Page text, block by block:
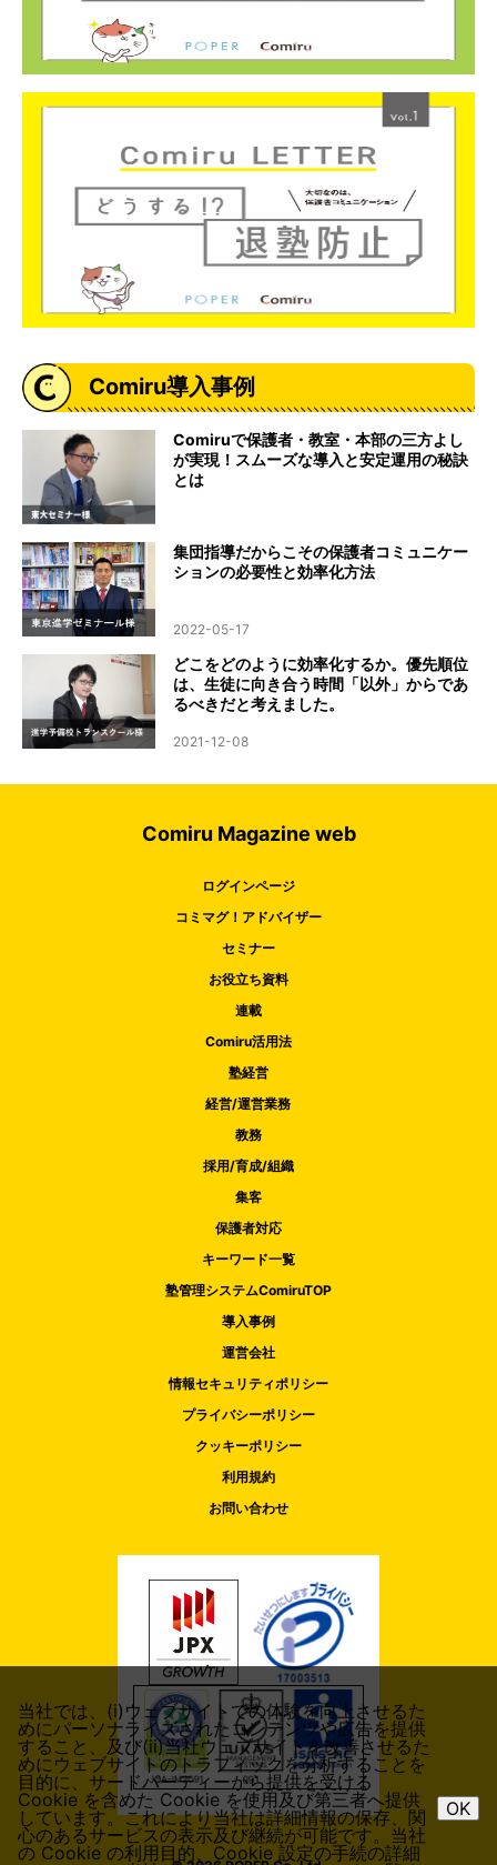
Comiru導入事例
Comiruで保護者・教室・本部の三方よし
が実現！スムーズな導入と安定運用の秘訣
とは
集団指導だからこその保護者コミュニケー
ションの必要性と効率化方法
2022-05-17
どこをどのように効率化するか。優先順位
は、生徒に向き合う時間「以外」からであ
るべきだと考えました。
2021-12-08
Comiru Magazine web
ログインページ
コミマグ！アドバイザー
セミナー
お役立ち資料
連載
Comiru活用法
塾経営
経営/運営業務
教務
採用/育成/組織
集客
保護者対応
キーワード一覧
塾管理システムComiruTOP
導入事例
運営会社
情報セキュリティポリシー
プライバシーポリシー
クッキーポリシー
利用規約
お問い合わせ
当社では、(i)ウェブサイトでの体験を向上させるた
めにパーソナライズされたコンテンツや広告を提供
すること、及び(ii)当社ウェブサイトを改善させるた
めにウェブサイトのトラフィックを分析することを
目的に、サードパーティーから提供を受ける
Cookie を含めた Cookie を使用及び第三者へ提供
しています。これにより当社は詳細情報の保存、関
心のあるサービスの表示及び継続が可能です。当社
の Cookie の利用目的、Cookie 設定の手続の詳細
OK